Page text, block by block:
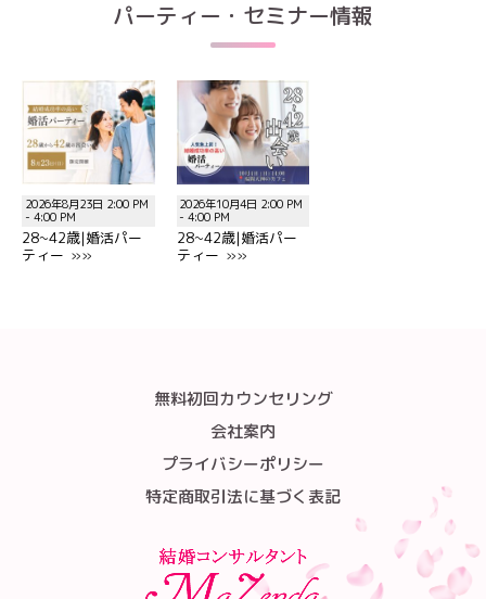
パーティー・セミナー情報
2026年8月23日 2:00 PM
- 4:00 PM
28~42歳|婚活パー
ティー »»
2026年10月4日 2:00 PM
- 4:00 PM
28~42歳|婚活パー
ティー »»
無料初回カウンセリング
会社案内
プライバシーポリシー
特定商取引法に基づく表記